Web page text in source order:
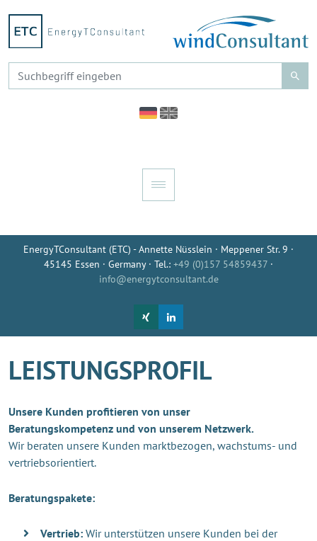
EnergyTConsultant (ETC) - Annette Nüsslein · Meppener Str. 9 ·
45145 Essen · Germany · Tel.: +49 (0)157 54859437 ·
info@energytconsultant.de
LEISTUNGSPROFIL
Unsere Kunden profitieren von unser
Beratungskompetenz und von unserem Netzwerk.
Wir beraten unsere Kunden marktbezogen, wachstums- und
vertriebsorientiert.
Beratungspakete:
Vertrieb: Wir unterstützen unsere Kunden bei der